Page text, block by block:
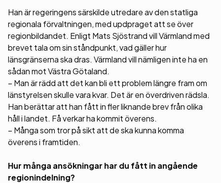
Han är regeringens särskilde utredare av den statliga
regionala förvaltningen, med updpraget att se över
regionbildandet. Enligt Mats Sjöstrand vill Värmland med
brevet tala om sin ståndpunkt, vad gäller hur
länsgränserna ska dras. Värmland vill nämligen inte ha en
sådan mot Västra Götaland.
– Man är rädd att det kan bli ett problem längre fram om
länstyrelsen skulle vara kvar. Det är en överdriven rädsla.
Han berättar att han fått in fler liknande brev från olika
håll i landet. Få verkar ha kommit överens.
– Många som tror på sikt att de ska kunna komma
överens i framtiden.
Hur många ansökningar har du fått in angående
regionindelning?